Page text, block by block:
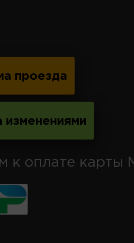
проезда
изменениями
к оплате карты